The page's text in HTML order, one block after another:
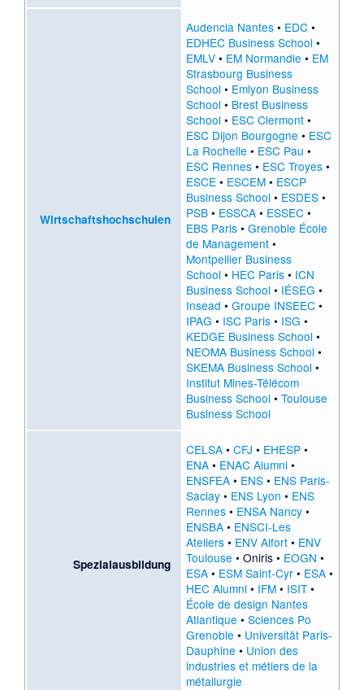
Wirtschaftshochschulen
Audencia Nantes• EDC•
EDHEC Business School •
EMLV• EM Normandie • EM
Strasbourg Business
School • Emlyon Business
School • Brest Business
School • ESC Clermont•
ESC Dijon Bourgogne • ESC
La Rochelle • ESC Pau •
ESC Rennes• ESC Troyes•
ESCE• ESCEM• ESCP
Business School • ESDES•
PSB• ESSCA• ESSEC•
EBS Paris• Grenoble École
de Management•
Montpellier Business
School • HEC Paris• ICN
Business School • IÉSEG •
Insead • Groupe INSEEC•
IPAG • ISC Paris• ISG •
KEDGE Business School •
NEOMA Business School •
SKEMA Business School •
Institut Mines-Télécom
Business School • Toulouse
Business School
Spezialausbildung
CELSA• CFJ • EHESP•
ENA• ENAC Alumni•
ENSFEA• ENS• ENS Paris-
Saclay• ENS Lyon • ENS
Rennes• ENSA Nancy•
ENSBA• ENSCI-Les
Ateliers• ENV Alfort• ENV
Toulouse • Oniris• EOGN •
ESA• ESM Saint-Cyr• ESA•
HEC Alumni• IFM• ISIT•
École de design Nantes
Atlantique • Sciences Po
Grenoble • Universität Paris-
Dauphine • Union des
industries et métiers de la
métallurgie